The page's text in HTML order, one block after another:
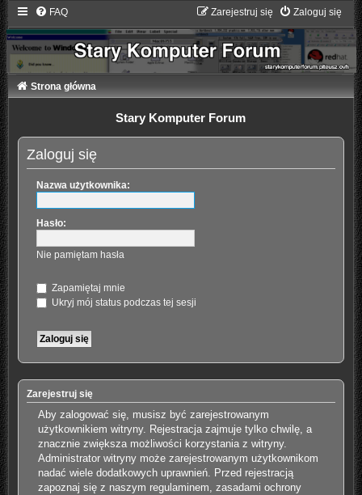
FAQ Zaloguj się
Zarejestruj się
Strona główna
Stary Komputer Forum
Zaloguj się
Nazwa użytkownika:
Hasło:
Nie pamiętam hasła
Zapamiętaj mnie
Ukryj mój status podczas tej sesji
Zarejestruj się
Aby zalogować się, musisz być zarejestrowanym
użytkownikiem witryny. Rejestracja zajmuje tylko chwilę, a
znacznie zwiększa możliwości korzystania z witryny.
Administrator witryny może zarejestrowanym użytkownikom
nadać wiele dodatkowych uprawnień. Przed rejestracją
zapoznaj się z naszym regulaminem, zasadami ochrony